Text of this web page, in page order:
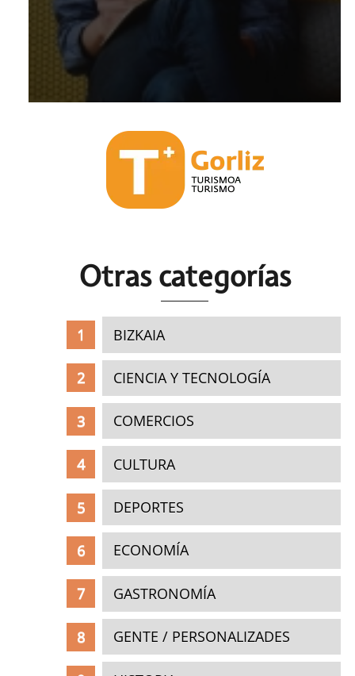
Otras categorías
BIZKAIA
CIENCIA Y TECNOLOGÍA
COMERCIOS
CULTURA
DEPORTES
ECONOMÍA
GASTRONOMÍA
GENTE / PERSONALIZADES